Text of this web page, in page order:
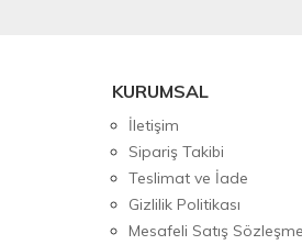
KURUMSAL
İletişim
Sipariş Takibi
Teslimat ve İade
Gizlilik Politikası
Mesafeli Satış